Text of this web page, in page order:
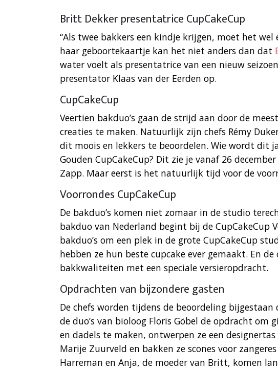
Britt Dekker presentatrice CupCakeCup
“Als twee bakkers een kindje krijgen, moet het
haar geboortekaartje kan het niet anders dan dat
water voelt als presentatrice van een nieuw
presentator Klaas van der Eerden op.
CupCakeCup
Veertien bakduo’s gaan de strijd aan door de
creaties te maken. Natuurlijk zijn chefs Rémy
dit moois en lekkers te beoordelen. Wie wordt dit
Gouden CupCakeCup? Dit zie je vanaf 26
Zapp. Maar eerst is het natuurlijk tijd voor de
Voorrondes CupCakeCup
De bakduo’s komen niet zomaar in de studio
bakduo van Nederland begint bij de CupCakeCup
bakduo’s om een plek in de grote CupCakeCup
hebben ze hun beste cupcake ever gemaakt. En
bakkwaliteiten met een speciale versieropdracht.
Opdrachten van bijzondere gasten
De chefs worden tijdens de beoordeling
de duo’s van bioloog Floris Göbel de opdracht om
en dadels te maken, ontwerpen ze een
Marije Zuurveld en bakken ze scones voor
Harreman en Anja, de moeder van Britt, komen